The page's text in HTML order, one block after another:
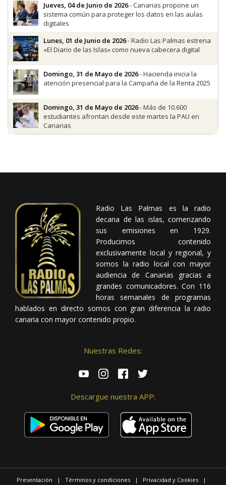
Jueves, 04 de Junio de 2026- Canarias propone un
sistema común para proteger los datos en las aulas
digitales
Lunes, 01 de Junio de 2026- Radio Las Palmas estrena
«El Diario de las Islas» como nueva cabecera digital
Domingo, 31 de Mayo de 2026- Hacienda inicia la
atención presencial para la Campaña de la Renta 2025
Domingo, 31 de Mayo de 2026- Más de 10.600
estudiantes afrontan desde este martes la PAU en
Canarias
Radio Las Palmas es la radio
decana de las islas, comenzando
sus emisiones en 1929.
Producimos contenido
exclusivamente local y regional, y
somos la radio local con mayor
audiencia de Canarias gracias a
grandes comunicadores. Con 116
horas semanales de programas
hablados en directo somos con gran diferencia la radio
canaria con mayor contenido propio.
Nuestras Redes:
Descargue nuestra APP:
Presentación | Términos y condiciones | Privacidad y Cookies |